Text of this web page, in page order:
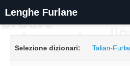
Lenghe Furlane
Formari
Selezione dizionari: Talian-